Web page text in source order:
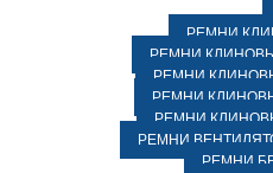
РЕМНИ
РЕМНИ
РЕМНИ
РЕМНИ
РЕМНИ
РЕМНИ
РЕМНИ